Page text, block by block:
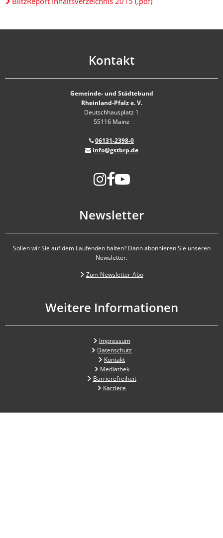
Kontakt
Gemeinde- und Städtebund
Rheinland-Pfalz e. V.
Deutschhausplatz 1
55116 Mainz
06131-2398-0
info@gstbrp.de
Newsletter
Sollen wir Sie auf dem Laufenden halten? Dann abonnieren Sie unseren
Newsletter.
Zum Newsletter-Abo
Weitere Informationen
Impressum
Datenschutz
Kontakt
Mediathek
Barrierefreiheit
Karriere